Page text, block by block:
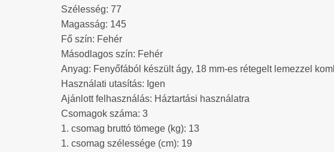
Szélesség: 77
Magasság: 145
Fő szín: Fehér
Másodlagos szín: Fehér
Anyag: Fenyőfából készült ágy, 18 mm-es rétegelt lemezzel
Használati utasítás: Igen
Ajánlott felhasználás: Háztartási használatra
Csomagok száma: 3
1. csomag bruttó tömege (kg): 13
1. csomag szélessége (cm): 19